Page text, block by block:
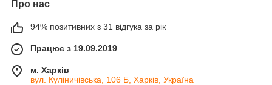
Про нас
94% позитивних з 31 відгука за рік
Працює з 19.09.2019
м. Харків
вул. Куліничівська, 106 Б, Харків, Україна